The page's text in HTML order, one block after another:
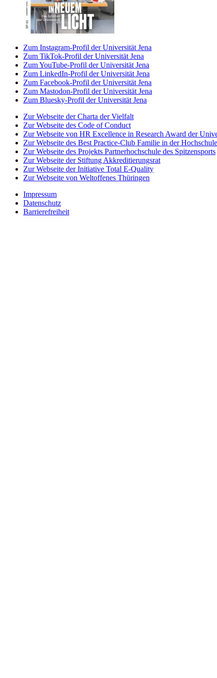
Zum Instagram-Profil der Universität Jena
Zum TikTok-Profil der Universität Jena
Zum YouTube-Profil der Universität Jena
Zum LinkedIn-Profil der Universität Jena
Zum Facebook-Profil der Universität Jena
Zum Mastodon-Profil der Universität Jena
Zum Bluesky-Profil der Universität Jena
Zur Webseite der Charta der Vielfalt
Zur Webseite des Code of Conduct
Zur Webseite von HR Excellence in Research Award der
Zur Webseite des Best Practice-Club Familie in der Hochschule
Zur Webseite des Projekts Partnerhochschule des Spitzensports
Zur Webseite der Stiftung Akkreditierungsrat
Zur Webseite der Initiative Total E-Quality
Zur Webseite von Weltoffenes Thüringen
Impressum
Datenschutz
Barrierefreiheit